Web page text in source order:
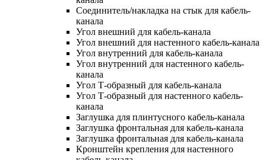
Соединитель/накладка на стык для кабель-
канала
Угол внешний для кабель-канала
Угол внешний для настенного кабель-канала
Угол внутренний для кабель-канала
Угол внутренний для настенного кабель-
канала
Угол Т-образный для кабель-канала
Угол Т-образный для настенного кабель-
канала
Заглушка для плинтусного кабель-канала
Заглушка фронтальная для кабель-канала
Заглушка фронтальная для кабель-канала
Кронштейн крепления для настенного